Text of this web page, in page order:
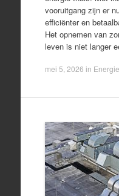
vooruitgang zijn er
efficiënter en
Het opnemen van
leven is niet langer
mei 5, 2026 in